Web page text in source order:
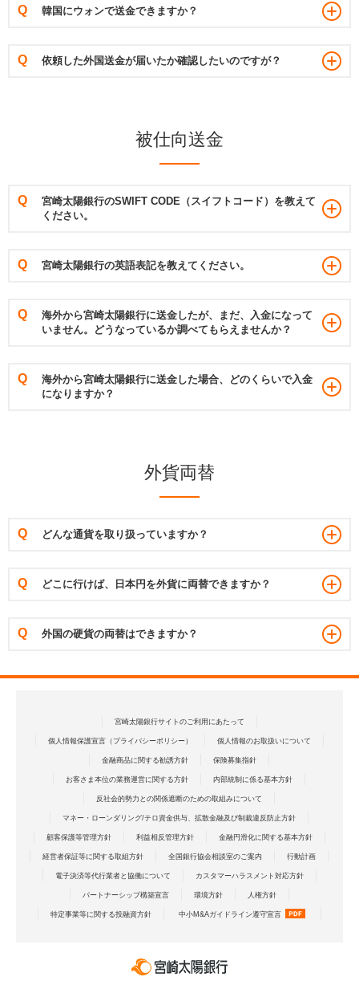
韓国にウォンで送金できますか？
依頼した外国送金が届いたか確認したいのですが？
被仕向送金
宮崎太陽銀行のSWIFT CODE（スイフトコード）を教えて
ください。
宮崎太陽銀行の英語表記を教えてください。
海外から宮崎太陽銀行に送金したが、まだ、入金になって
いません。どうなっているか調べてもらえませんか？
海外から宮崎太陽銀行に送金した場合、どのくらいで入金
になりますか？
外貨両替
どんな通貨を取り扱っていますか？
どこに行けば、日本円を外貨に両替できますか？
外国の硬貨の両替はできますか？
宮崎太陽銀行サイトのご利用にあたって
個人情報保護宣言（プライバシーポリシー） 個人情報のお取扱いについて
金融商品に関する勧誘方針 保険募集指針
お客さま本位の業務運営に関する方針 内部統制に係る基本方針
反社会的勢力との関係遮断のための取組みについて
マネー・ローンダリング/テロ資金供与、拡散金融及び制裁違反防止方針
顧客保護等管理方針 利益相反管理方針 金融円滑化に関する基本方針
経営者保証等に関する取組方針 全国銀行協会相談室のご案内 行動計画
電子決済等代行業者と協働について カスタマーハラスメント対応方針
パートナーシップ構築宣言 環境方針 人権方針
特定事業等に関する投融資方針 中小M&Aガイドライン遵守宣言